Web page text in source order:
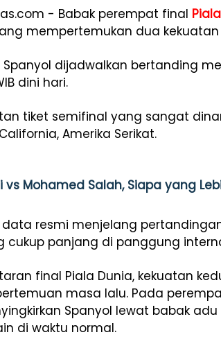
- Babak perempat final
mempertemukan dua kekuatan
dijadwalkan bertanding
dini hari.
tiket semifinal yang sangat
Amerika Serikat.
vs Mohamed Salah, Siapa yang
data resmi menjelang
cukup panjang di panggung
final Piala Dunia, kekuatan
masa lalu. Pada
Spanyol lewat babak
di waktu normal.